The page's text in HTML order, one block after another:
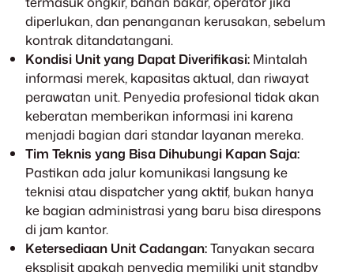
diperlukan, dan penanganan kerusakan, sebelum
kontrak ditandatangani.
Kondisi Unit yang Dapat Diverifikasi: Mintalah
informasi merek, kapasitas aktual, dan riwayat
perawatan unit. Penyedia profesional tidak akan
keberatan memberikan informasi ini karena
menjadi bagian dari standar layanan mereka.
Tim Teknis yang Bisa Dihubungi Kapan Saja:
Pastikan ada jalur komunikasi langsung ke
teknisi atau dispatcher yang aktif, bukan hanya
ke bagian administrasi yang baru bisa direspons
di jam kantor.
Ketersediaan Unit Cadangan:Tanyakan secara
eksplisit apakah penyedia memiliki unit standby